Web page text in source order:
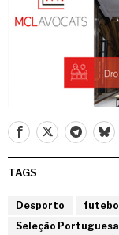
TAGS
Desporto futebol
Seleção Portuguesa